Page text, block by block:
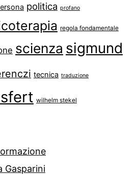
politica profano
regola fondamentale
scienza sigmund
tecnica traduzione
wilhelm stekel
Gasparini